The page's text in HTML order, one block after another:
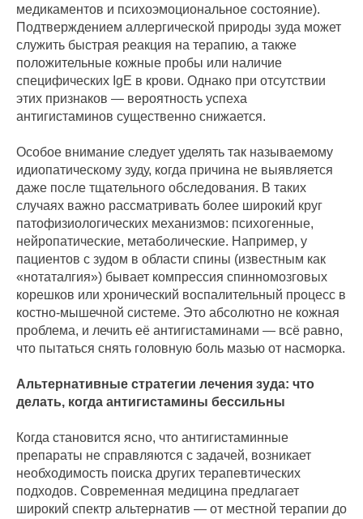
медикаментов и психоэмоциональное состояние).
Подтверждением аллергической природы зуда может
служить быстрая реакция на терапию, а также
положительные кожные пробы или наличие
специфических IgE в крови. Однако при отсутствии
этих признаков — вероятность успеха
антигистаминов существенно снижается.
Особое внимание следует уделять так называемому
идиопатическому зуду, когда причина не выявляется
даже после тщательного обследования. В таких
случаях важно рассматривать более широкий круг
патофизиологических механизмов: психогенные,
нейропатические, метаболические. Например, у
пациентов с зудом в области спины (известным как
«нотаталгия») бывает компрессия спинномозговых
корешков или хронический воспалительный процесс в
костно-мышечной системе. Это абсолютно не кожная
проблема, и лечить её антигистаминами — всё равно,
что пытаться снять головную боль мазью от насморка.
Альтернативные стратегии лечения зуда: что
делать, когда антигистамины бессильны
Когда становится ясно, что антигистаминные
препараты не справляются с задачей, возникает
необходимость поиска других терапевтических
подходов. Современная медицина предлагает
широкий спектр альтернатив — от местной терапии до